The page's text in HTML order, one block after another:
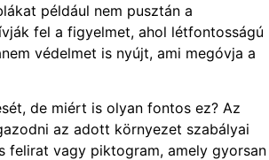
például nem pusztán a
fel a figyelmet, ahol létfontosságú
védelmet is nyújt, ami megóvja a
de miért is olyan fontos ez? Az
az adott környezet szabályai
felirat vagy piktogram, amely gyorsan